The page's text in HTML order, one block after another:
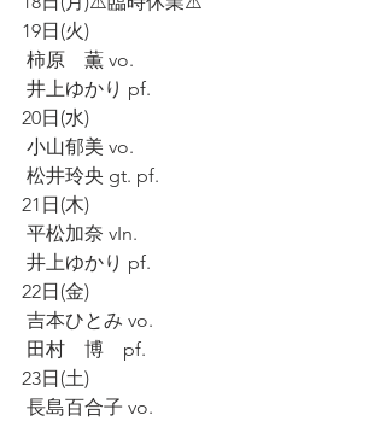
19日(火)
柿原　薫 vo.
井上ゆかり pf.
20日(水)
小山郁美 vo.
松井玲央 gt. pf.
21日(木)
平松加奈 vIn.
井上ゆかり pf.
22日(金)
吉本ひとみ vo.
田村　博　pf.
23日(土)
長島百合子 vo.